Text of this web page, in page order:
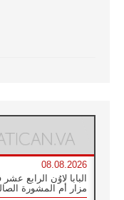
08.08.2026
البابا لاوُن الرابع
مزار أم المشورة